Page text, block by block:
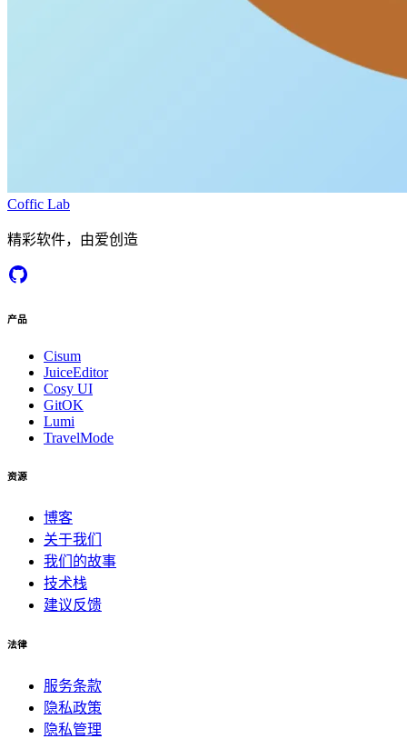
Coffic Lab
精彩软件，由爱创造
产品
Cisum
JuiceEditor
Cosy UI
GitOK
Lumi
TravelMode
资源
博客
关于我们
我们的故事
技术栈
建议反馈
法律
服务条款
隐私政策
隐私管理